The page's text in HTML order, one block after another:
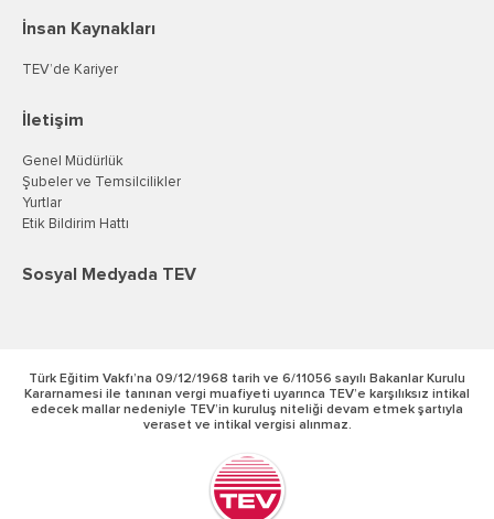
İnsan Kaynakları
TEV’de Kariyer
İletişim
Genel Müdürlük
Şubeler ve Temsilcilikler
Yurtlar
Etik Bildirim Hattı
Sosyal Medyada TEV
Türk Eğitim Vakfı’na 09/12/1968 tarih ve 6/11056 sayılı Bakanlar Kurulu
Kararnamesi ile tanınan vergi muafiyeti uyarınca TEV’e karşılıksız intikal
edecek mallar nedeniyle TEV’in kuruluş niteliği devam etmek şartıyla
veraset ve intikal vergisi alınmaz.